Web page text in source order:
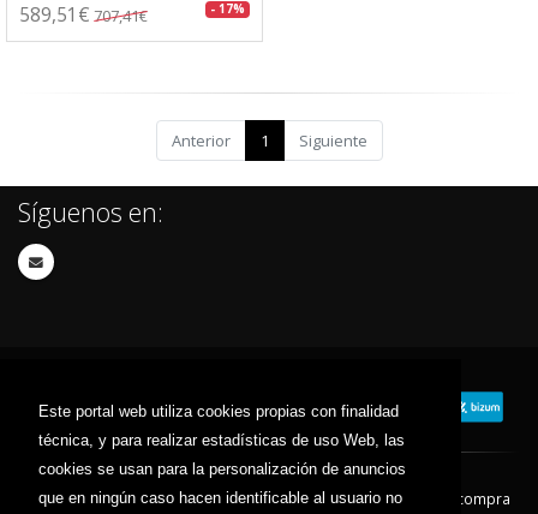
Este portal web utiliza cookies propias con finalidad
técnica, y para realizar estadísticas de uso Web, las
cookies se usan para la personalización de anuncios
que en ningún caso hacen identificable al usuario no
589,51€ 707,41€ - 17%
Anterior 1 Siguiente
Síguenos en:
Contacto Aviso Legal Condiciones de compra